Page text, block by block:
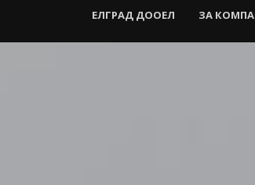
ЕЛГРАД ДООЕЛ (CURRENT)
ЗА